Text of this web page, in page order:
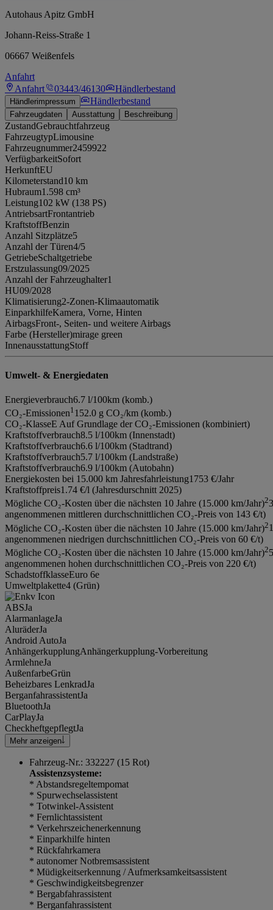
Autohaus Apitz GmbH
Johann-Reiss-Straße 1
06667 Weißenfels
Anfahrt
Anfahrt
03443/46130 Händlerbestand
Händlerimpressum Händlerbestand
Fahrzeugdaten Ausstattung Beschreibung
ZustandGebrauchtfahrzeug
FahrzeugtypLimousine
Fahrzeugnummer2459922
VerfügbarkeitSofort
HerkunftEU
Kilometerstand10 km
Hubraum1.598 cm³
Leistung102 kW (138 PS)
AntriebsartFrontantrieb
KraftstoffBenzin
Anzahl Sitzplätze5
Anzahl der Türen4/5
GetriebeSchaltgetriebe
Erstzulassung09/2025
Anzahl der Fahrzeughalter1
HU09/2028
Klimatisierung2-Zonen-Klimaautomatik
EinparkhilfeKamera, Vorne, Hinten
AirbagsFront-, Seiten- und weitere Airbags
Farbe (Hersteller)mirage green
InnenausstattungStoff
Umwelt- & Energiedaten
Energieverbrauch6.7 l/100km (komb.)
CO₂-Emissionen1 152.0 g CO₂/km (komb.)
CO₂-KlasseE Auf Grundlage der CO₂-Emissionen (kombiniert)
Kraftstoffverbrauch8.5 l/100km (Innenstadt)
Kraftstoffverbrauch6.6 l/100km (Stadtrand)
Kraftstoffverbrauch5.7 l/100km (Landstraße)
Kraftstoffverbrauch6.9 l/100km (Autobahn)
Energiekosten bei 15.000 km Jahresfahrleistung1753 €/Jahr
Kraftstoffpreis1.74 €/l (Jahresdurschnitt 2025)
Mögliche CO₂-Kosten über die nächsten 10 Jahre (15.000 km/Jahr)2
angenommenen mittleren durchschnittlichen CO₂-Preis von 143 €/t)
Mögliche CO₂-Kosten über die nächsten 10 Jahre (15.000 km/Jahr)2
angenommenen niedrigen durchschnittlichen CO₂-Preis von 60 €/t)
Mögliche CO₂-Kosten über die nächsten 10 Jahre (15.000 km/Jahr)2
angenommenen hohen durchschnittlichen CO₂-Preis von 220 €/t)
SchadstoffklasseEuro 6e
Umweltplakette4 (Grün)
ABSJa
AlarmanlageJa
AluräderJa
Android AutoJa
AnhängerkupplungAnhängerkupplung-Vorbereitung
ArmlehneJa
AußenfarbeGrün
Beheizbares LenkradJa
BerganfahrassistentJa
BluetoothJa
CarPlayJa
CheckheftgepflegtJa
Mehr anzeigen
Fahrzeug-Nr.: 332227 (15 Rot)
Assistenzsysteme:
* Abstandsregeltempomat
* Spurwechselassistent
* Totwinkel-Assistent
* Fernlichtassistent
* Verkehrszeichenerkennung
* Einparkhilfe hinten
* Rückfahrkamera
* autonomer Notbremsassistent
* Müdigkeitserkennung / Aufmerksamkeitsassistent
* Geschwindigkeitsbegrenzer
* Bergabfahrassistent
* Berganfahrassistent